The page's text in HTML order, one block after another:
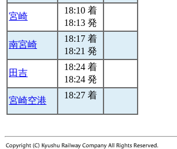
宮崎
18:10 着
18:13 発
南宮崎
18:17 着
18:21 発
田吉
18:24 着
18:24 発
宮崎空港
18:27 着